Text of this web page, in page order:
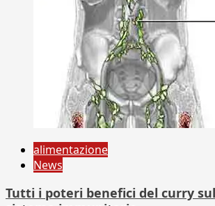
alimentazione
News
Tutti i poteri benefici del curry